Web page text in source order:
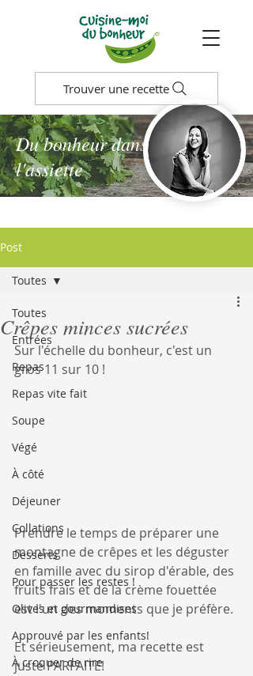
Trouver une recette
Du bonheur dans
l'assiette
Post
Toutes
Entrées
Repas
Repas vite fait
Soupe
Végé
À côté
Déjeuner
Collations
Desserts
Pour passer les restes !
Olives et gourmandises
Approuvé par les enfants!
À croquer de rire
Toutes
Crêpes minces sucrées
Sur l'échelle du bonheur, c'est un
gros 11 sur 10 !
Prendre le temps de préparer une
montagne de crêpes et les déguster
en famille avec du sirop d'érable, des
fruits frais et de la crème fouettée
est l'un des moments que je préfère.
Et sérieusement, ma recette est
juste PARFAITE!